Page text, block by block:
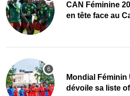
CAN Féminine
en tête face au
Mondial Féminin
dévoile sa liste